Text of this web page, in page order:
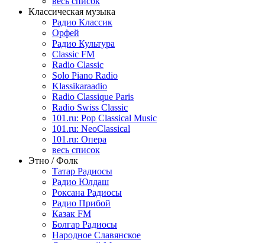
Классическая музыка
Радио Классик
Орфей
Радио Культура
Classic FM
Radio Classic
Solo Piano Radio
Klassikaraadio
Radio Classique Paris
Radio Swiss Classic
101.ru: Pop Classical Music
101.ru: NeoClassical
101.ru: Опера
весь список
Этно / Фолк
Татар Радиосы
Радио Юлдаш
Роксана Радиосы
Радио Прибой
Казак FM
Болгар Радиосы
Народное Славянское